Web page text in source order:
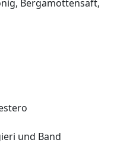
Bergamottensaft,
und Band